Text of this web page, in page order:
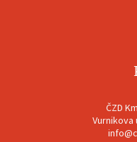
ČZD
Vurnikova